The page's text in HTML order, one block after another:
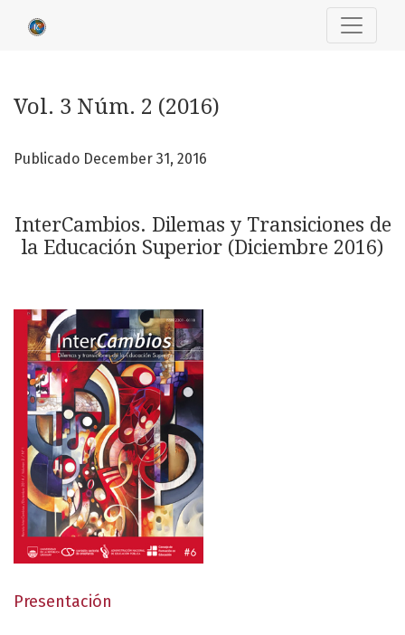
Vol. 3 Núm. 2 (2016): InterCambios. Dilemas y
Vol. 3 Núm. 2 (2016)
Publicado December 31, 2016
InterCambios. Dilemas y Transiciones de
la Educación Superior (Diciembre 2016)
Presentación